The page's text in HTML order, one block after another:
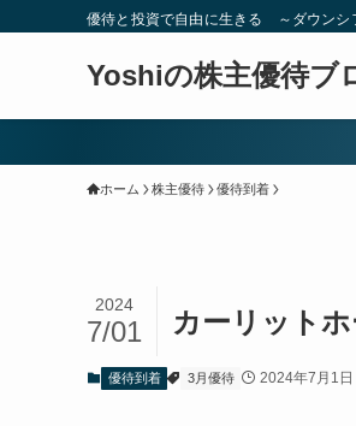
優待と投資で自由に生きる ～ダウンシ
Yoshiの株主優待ブ
ホーム 株主優待 優待到着
カーリット
2024
7/01
優待到着 3月優待 2024年7月1日